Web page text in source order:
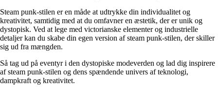
Steam punk-stilen er en måde at udtrykke din individualitet og
kreativitet, samtidig med at du omfavner en æstetik, der er unik og
dystopisk. Ved at lege med victorianske elementer og industrielle
detaljer kan du skabe din egen version af steam punk-stilen, der skiller
sig ud fra mængden.
Så tag ud på eventyr i den dystopiske modeverden og lad dig inspirere
af steam punk-stilen og dens spændende univers af teknologi,
dampkraft og kreativitet.